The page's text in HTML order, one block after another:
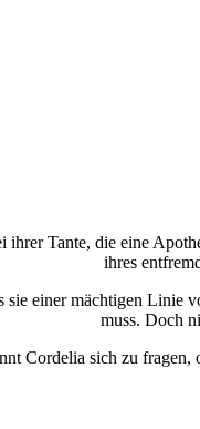
Tante, die eine
ihres
sie einer mächtigen
muss. Doch
Cordelia sich zu